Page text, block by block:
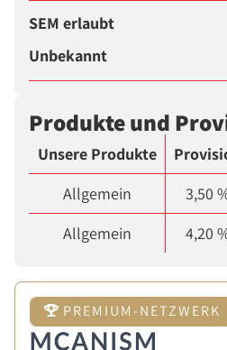
SEM erlaubt
Unbekannt
Produkte und
Unsere Produkte
Allgemein
3,50
Allgemein
4,20
PREMIUM-NETZWERK